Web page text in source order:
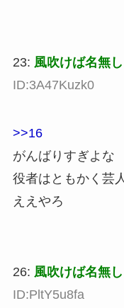
23: 風吹けば名無し
ID:3A47Kuzk0
>>16
がんばりすぎよな
役者はともかく芸
ええやろ
26: 風吹けば名無し
ID:PltY5u8fa